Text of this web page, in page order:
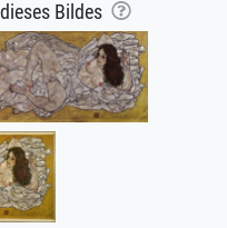
Bildes